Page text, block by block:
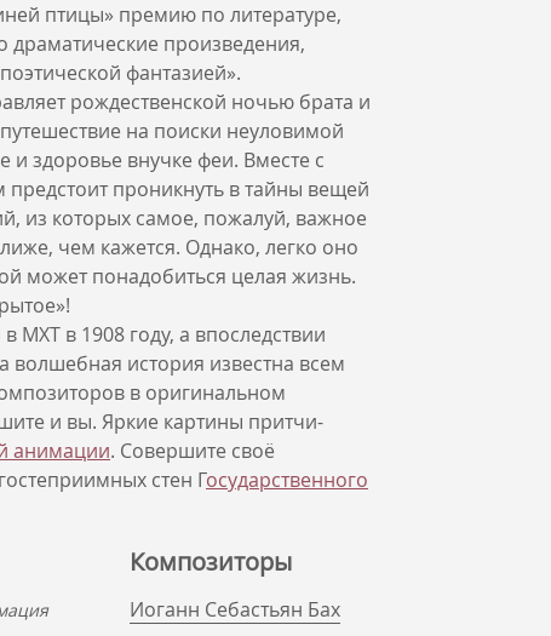
птицы» премию по литературе,
драматические произведения,
фантазией».
рождественской ночью брата и
на поиски неуловимой
и здоровье внучке феи. Вместе с
проникнуть в тайны вещей
из которых самое, пожалуй, важное
чем кажется. Однако, легко оно
может понадобиться целая жизнь.
МХТ в 1908 году, а впоследствии
волшебная история известна всем
в оригинальном
и вы. Яркие картины притчи-
анимации. Совершите своё
стен Государственного
Композиторы
Иоганн Себастьян Бах